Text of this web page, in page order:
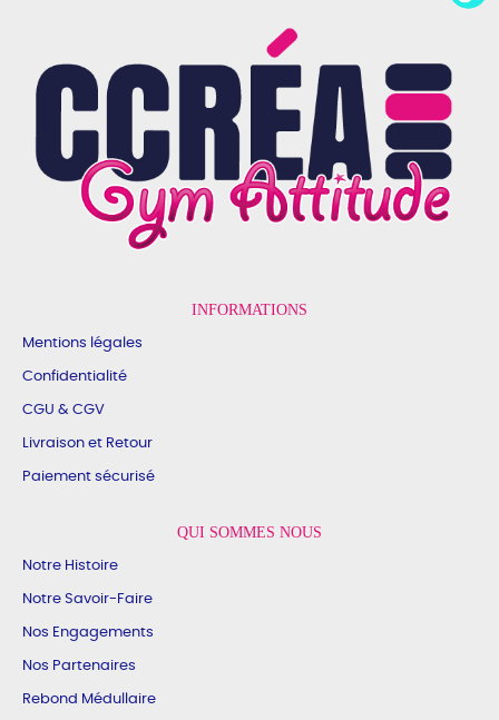
INFORMATIONS
Mentions légales
Confidentialité
CGU & CGV
Livraison et Retour
Paiement sécurisé
QUI SOMMES NOUS
Notre Histoire
Notre Savoir-Faire
Nos Engagements
Nos Partenaires
Rebond Médullaire